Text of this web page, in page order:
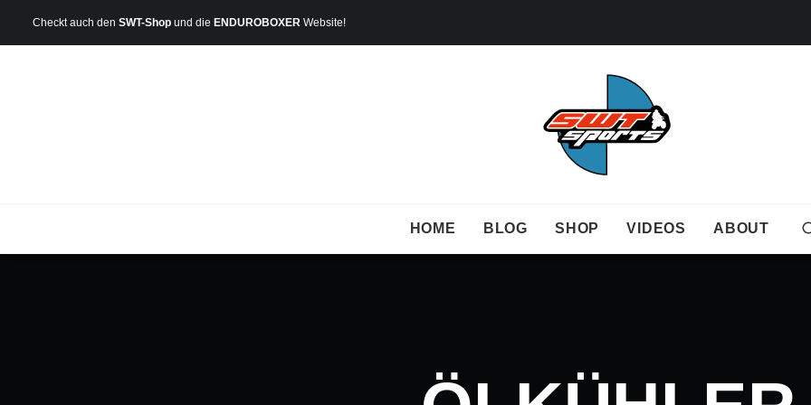
Checkt auch den SWT-Shop und die ENDUROBOXER Website!
HOME BLOG SHOP VIDEOS ABOUT